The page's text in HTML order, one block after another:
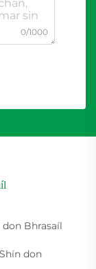
0/1000
Bhrasaíl
don